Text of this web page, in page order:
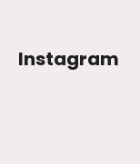
Instagram